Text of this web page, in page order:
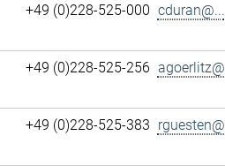
+49 (0)228-525-000 cduran@...
+49 (0)228-525-256
+49 (0)228-525-383